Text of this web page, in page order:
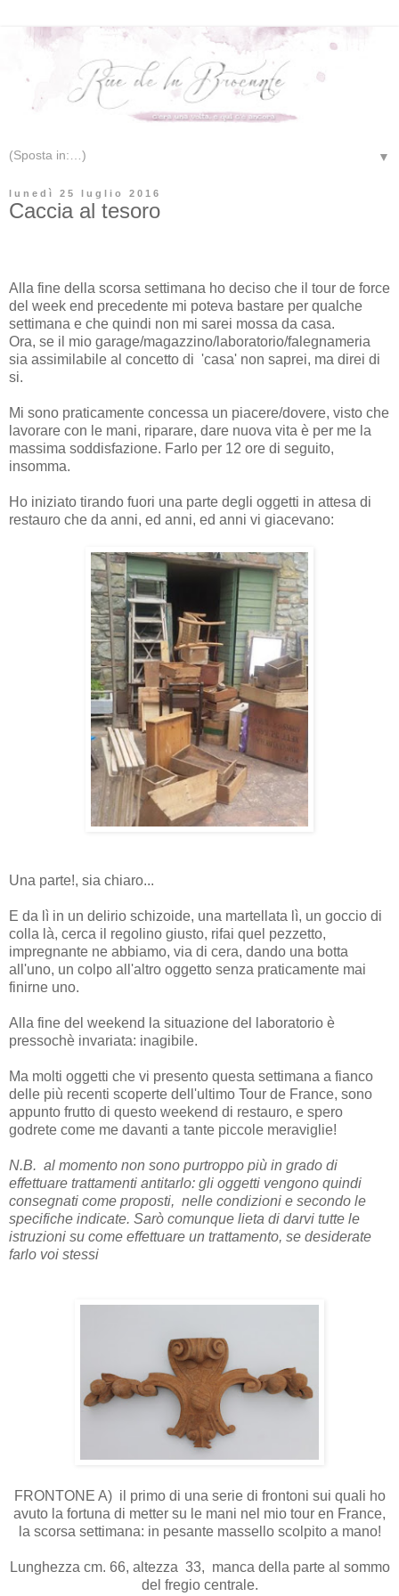
▼
lunedì 25 luglio 2016
Caccia al tesoro
Alla fine della scorsa settimana ho deciso che il tour de force
del week end precedente mi poteva bastare per qualche
settimana e che quindi non mi sarei mossa da casa.
Ora, se il mio garage/magazzino/laboratorio/falegnameria
sia assimilabile al concetto di 'casa' non saprei, ma direi di
si.
Mi sono praticamente concessa un piacere/dovere, visto che
lavorare con le mani, riparare, dare nuova vita è per me la
massima soddisfazione. Farlo per 12 ore di seguito,
insomma.
Ho iniziato tirando fuori una parte degli oggetti in attesa di
restauro che da anni, ed anni, ed anni vi giacevano:
Una parte!, sia chiaro...
E da lì in un delirio schizoide, una martellata lì, un goccio di
colla là, cerca il regolino giusto, rifai quel pezzetto,
impregnante ne abbiamo, via di cera, dando una botta
all'uno, un colpo all'altro oggetto senza praticamente mai
finirne uno.
Alla fine del weekend la situazione del laboratorio è
pressochè invariata: inagibile.
Ma molti oggetti che vi presento questa settimana a fianco
delle più recenti scoperte dell'ultimo Tour de France, sono
appunto frutto di questo weekend di restauro, e spero
godrete come me davanti a tante piccole meraviglie!
N.B. al momento non sono purtroppo più in grado di
effettuare trattamenti antitarlo: gli oggetti vengono quindi
consegnati come proposti, nelle condizioni e secondo le
specifiche indicate. Sarò comunque lieta di darvi tutte le
istruzioni su come effettuare un trattamento, se desiderate
farlo voi stessi
FRONTONE A) il primo di una serie di frontoni sui quali ho
avuto la fortuna di metter su le mani nel mio tour en France,
la scorsa settimana: in pesante massello scolpito a mano!
Lunghezza cm. 66, altezza 33, manca della parte al sommo
del fregio centrale.